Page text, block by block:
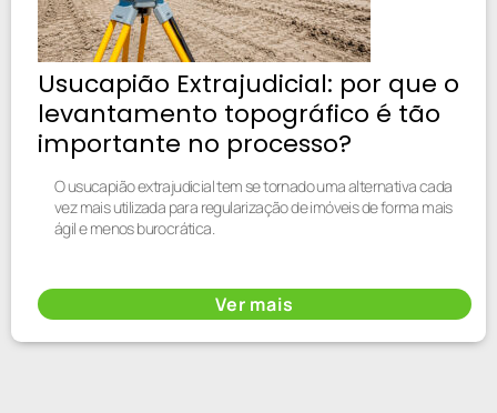
Usucapião Extrajudicial: por que o
levantamento topográfico é tão
importante no processo?
O usucapião extrajudicial tem se tornado uma alternativa cada
vez mais utilizada para regularização de imóveis de forma mais
ágil e menos burocrática.
Ver mais